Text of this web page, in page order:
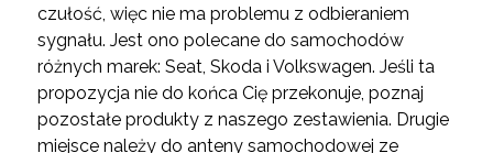
czułość, więc nie ma problemu z odbieraniem
sygnału. Jest ono polecane do samochodów
różnych marek: Seat, Skoda i Volkswagen. Jeśli ta
propozycja nie do końca Cię przekonuje, poznaj
pozostałe produkty z naszego zestawienia. Drugie
miejsce należy do anteny samochodowej ze